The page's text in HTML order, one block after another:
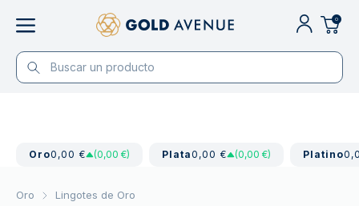
0
Oro0,00 € (0,00 €) Plata0,00 € (0,00 €) Platino
Oro Lingotes de Oro